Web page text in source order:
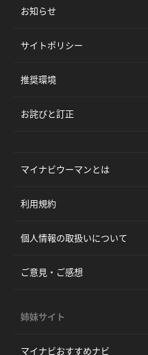
お知らせ
サイトポリシー
推奨環境
お詫びと訂正
マイナビウーマンとは
利用規約
個人情報の取扱いについて
ご意見・ご感想
姉妹サイト
マイナビおすすめナビ